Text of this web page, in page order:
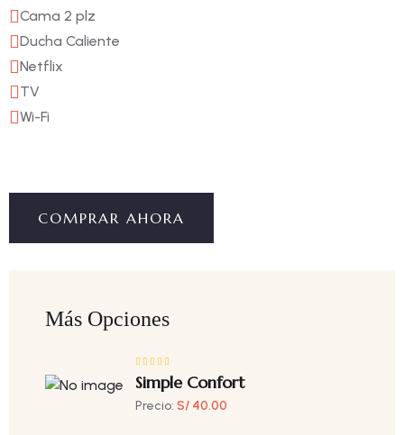
Cama 2 plz
Ducha Caliente
Netflix
TV
Wi-Fi
COMPRAR AHORA
Más Opciones
Simple Confort
Precio: S/ 40.00